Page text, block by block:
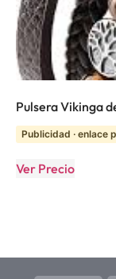
Pulsera Vikinga
Publicidad · enlace
Ver Precio